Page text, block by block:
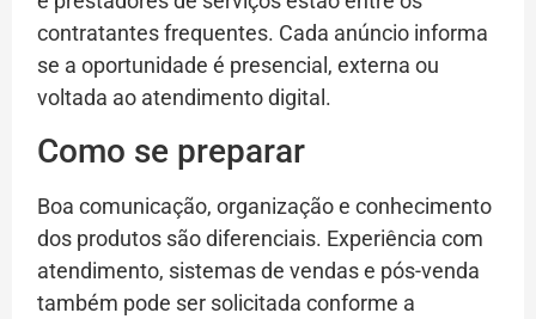
contratantes frequentes. Cada anúncio informa
se a oportunidade é presencial, externa ou
voltada ao atendimento digital.
Como se preparar
Boa comunicação, organização e conhecimento
dos produtos são diferenciais. Experiência com
atendimento, sistemas de vendas e pós-venda
também pode ser solicitada conforme a